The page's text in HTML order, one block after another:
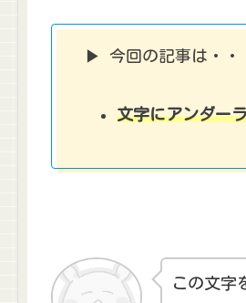
▶ 今回の記事は・・
文字にアンダー
この文字